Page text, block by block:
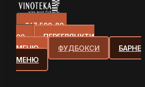
067-500-80-
00
ПЕРЕГЛЯНУТИ
МЕНЮ
ФУДБОКСИ
БАРНЕ
МЕНЮ